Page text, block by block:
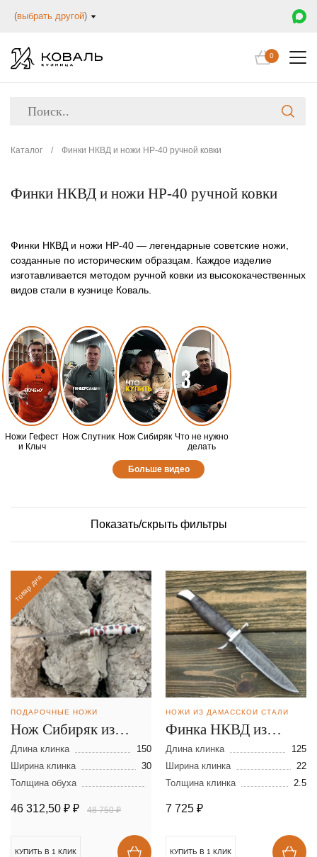
(выбрать другой)
0
Каталог / Финки НКВД и ножи НР-40 ручной ковки
Финки НКВД и ножи НР-40 ручной ковки
Финки НКВД и ножи НР-40 — легендарные советские ножи,
созданные по историческим образцам. Каждое изделие
изготавливается методом ручной ковки из высококачественных
видов стали в кузнице Коваль.
Ножи Гефест
и Клыч
Нож Спутник Нож Сибиряк Что не нужно
делать
Больше видео
Показать/скрыть фильтры
товар дня
ПОДАРОЧНЫЕ НОЖИ
Нож Сибиряк из
ламинированной
стали
Длина клинка
150
Ширина клинка
30
Толщина обуха
46 312,50 ₽ ₽ 48 750 ₽
КУПИТЬ В 1 КЛИК
НОЖИ ИЗ ДАМАССКОЙ СТАЛИ
Финка НКВД из
дамасской стали
Длина клинка
125
Ширина клинка
22
Толщина клинка
2.5
7 725 ₽
КУПИТЬ В 1 КЛИК